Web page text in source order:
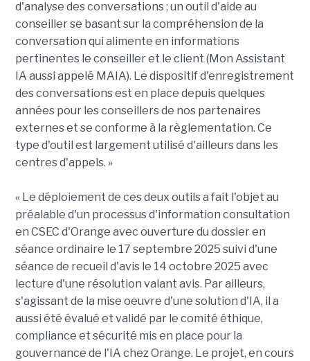
d'analyse des conversations ; un outil d'aide au
conseiller se basant sur la compréhension de la
conversation qui alimente en informations
pertinentes le conseiller et le client (Mon Assistant
IA aussi appelé MAIA). Le dispositif d'enregistrement
des conversations est en place depuis quelques
années pour les conseillers de nos partenaires
externes et se conforme à la règlementation. Ce
type d'outil est largement utilisé d'ailleurs dans les
centres d'appels. »
« Le déploiement de ces deux outils a fait l'objet au
préalable d'un processus d'information consultation
en CSEC d'Orange avec ouverture du dossier en
séance ordinaire le 17 septembre 2025 suivi d'une
séance de recueil d'avis le 14 octobre 2025 avec
lecture d'une résolution valant avis. Par ailleurs,
s'agissant de la mise oeuvre d'une solution d'IA, il a
aussi été évalué et validé par le comité éthique,
compliance et sécurité mis en place pour la
gouvernance de l'IA chez Orange. Le projet, en cours